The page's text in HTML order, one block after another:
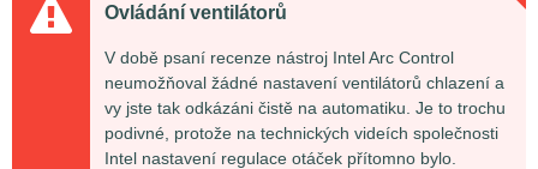
Ovládání ventilátorů
V době psaní recenze nástroj Intel Arc Control
neumožňoval žádné nastavení ventilátorů chlazení a
vy jste tak odkázáni čistě na automatiku. Je to trochu
podivné, protože na technických videích společnosti
Intel nastavení regulace otáček přítomno bylo.